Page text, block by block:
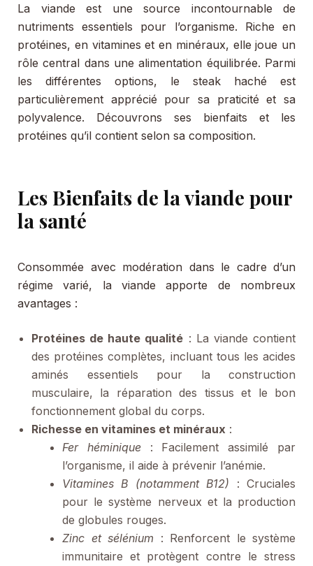
La viande est une source incontournable de
nutriments essentiels pour l’organisme. Riche en
protéines, en vitamines et en minéraux, elle joue un
rôle central dans une alimentation équilibrée. Parmi
les différentes options, le steak haché est
particulièrement apprécié pour sa praticité et sa
polyvalence. Découvrons ses bienfaits et les
protéines qu’il contient selon sa composition.
Les Bienfaits de la viande pour
la santé
Consommée avec modération dans le cadre d’un
régime varié, la viande apporte de nombreux
avantages :
Protéines de haute qualité : La viande contient
des protéines complètes, incluant tous les acides
aminés essentiels pour la construction
musculaire, la réparation des tissus et le bon
fonctionnement global du corps.
Richesse en vitamines et minéraux :
Fer héminique: Facilement assimilé par
l’organisme, il aide à prévenir l’anémie.
Vitamines B (notamment B12) : Cruciales
pour le système nerveux et la production
de globules rouges.
Zinc et sélénium : Renforcent le système
immunitaire et protègent contre le stress